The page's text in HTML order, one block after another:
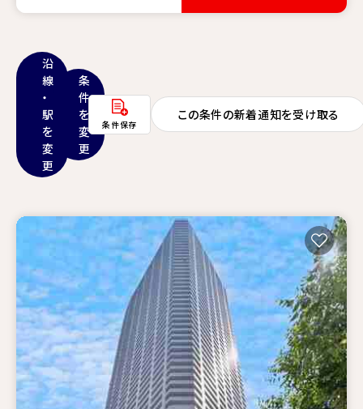
沿
線
・
駅
を
変
更
条
件
を
変
更
条件保存
この条件の新着通知を受け取る